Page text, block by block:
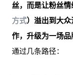
丝，而是让粉丝
方式）溢出到大
作，升级为一场品
通过几条路径：